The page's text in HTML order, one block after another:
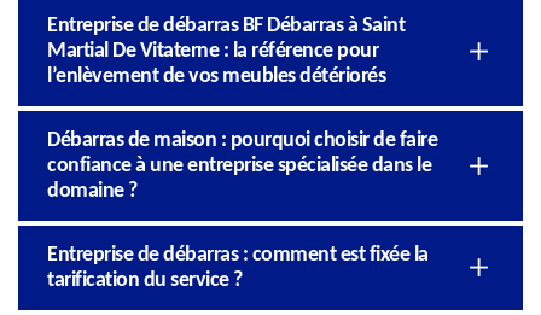
Entreprise de débarras BF Débarras à Saint
Martial De Vitaterne : la référence pour
l’enlèvement de vos meubles détériorés
Débarras de maison : pourquoi choisir de faire
confiance à une entreprise spécialisée dans le
domaine ?
Entreprise de débarras : comment est fixée la
tarification du service ?